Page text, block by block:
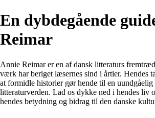
En dybdegående
Reimar
Annie Reimar er en af dansk litteraturs
værk har beriget læsernes sind i årtier. Hendes
at formidle historier gør hende til en
litteraturverden. Lad os dykke ned i hendes liv
hendes betydning og bidrag til den danske